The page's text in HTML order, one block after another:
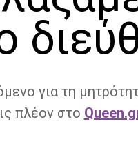
για τη
πλέον στο